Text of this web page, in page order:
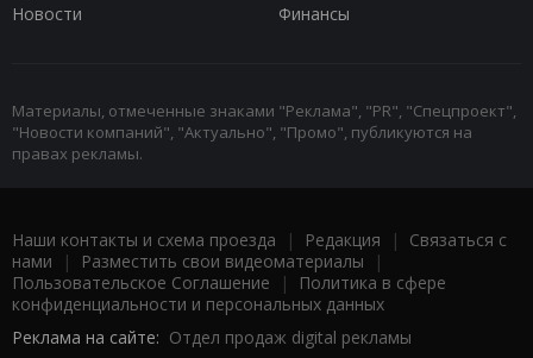
Новости
Финансы
Материалы, отмеченные знаками "Реклама", "PR", "Спецпроект",
"Новости компаний", "Актуально", "Промо", публикуются на
правах рекламы.
Наши контакты и схема проезда | Редакция | Связаться с
нами | Разместить свои видеоматериалы |
Пользовательское Соглашение |
Политика в сфере
конфиденциальности и персональных данных
Реклама на сайте: Отдел продаж digital рекламы